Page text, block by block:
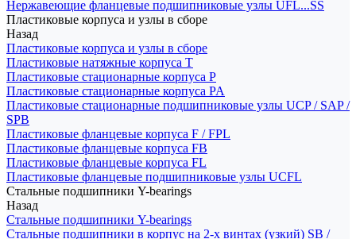
Нержавеющие фланцевые подшипниковые узлы UFL...SS
Пластиковые корпуса и узлы в сборе
Назад
Пластиковые корпуса и узлы в сборе
Пластиковые натяжные корпуса T
Пластиковые стационарные корпуса P
Пластиковые стационарные корпуса PA
Пластиковые стационарные подшипниковые узлы UCP / SAP /
SPB
Пластиковые фланцевые корпуса F / FPL
Пластиковые фланцевые корпуса FB
Пластиковые фланцевые корпуса FL
Пластиковые фланцевые подшипниковые узлы UCFL
Стальные подшипники Y-bearings
Назад
Стальные подшипники Y-bearings
Стальные подшипники в корпус на 2-х винтах (узкий) SB /